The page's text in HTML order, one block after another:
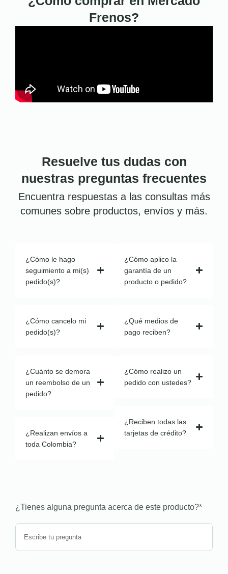
Frenos?
Resuelve tus dudas con
nuestras preguntas frecuentes
Encuentra respuestas a las consultas más
comunes sobre productos, envíos y más.
¿Cómo le hago
seguimiento a mi(s)
pedido(s)?
¿Cómo cancelo mi
pedido(s)?
¿Cuánto se demora
un reembolso de un
pedido?
¿Realizan envíos a
toda Colombia?
¿Cómo aplico la
garantía de un
producto o pedido?
¿Qué medios de
pago reciben?
¿Cómo realizo un
pedido con ustedes?
¿Reciben todas las
tarjetas de crédito?
¿Tienes alguna pregunta acerca de este producto?*